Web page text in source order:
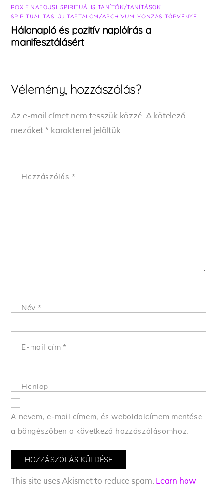
ROXIE NAFOUSI ,SPIRITUÁLIS TANÍTÓK/TANÍTÁSOK
SPIRITUALITÁS ÚJ TARTALOM/ARCHÍVUM ,VONZÁS TÖRVÉNYE
Hálanapló és pozitív naplóírás a
manifesztálásért
Vélemény, hozzászólás?
Az e-mail címet nem tesszük közzé. A kötelező
mezőket* karakterrel jelöltük
Hozzászólás *
Név *
E-mail cím*
Honlap
A nevem, e-mail címem, és weboldalcímem mentése
a böngészőben a következő hozzászólásomhoz.
This site uses Akismet to reduce spam. Learn how